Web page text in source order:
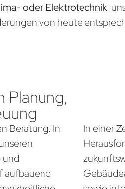
oder Elektrotechnik
von heute
Planung,
Beratung. In
und
aufbauend
In einer